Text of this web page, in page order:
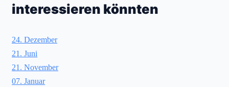
interessieren könnten
24. Dezember
21. Juni
21. November
07. Januar